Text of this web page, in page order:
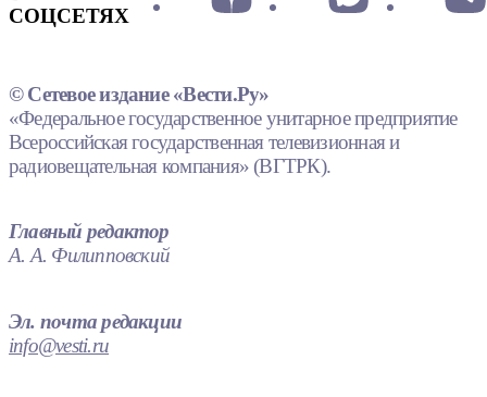
СОЦСЕТЯХ
© Сетевое издание «Вести.Ру»
«Федеральное государственное унитарное предприятие
Всероссийская государственная телевизионная и
радиовещательная компания» (ВГТРК).
Главный редактор
А. А. Филипповский
Эл. почта редакции
info@vesti.ru